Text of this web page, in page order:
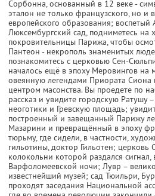
Сорбонна, основанный в 12 веке -
эталон не только французского, но и
европейского образования;
Люксембургский сад, подниметесь на
покровительницы Парижа, чтобы
Пантеон - некрополь знаменитых
познакомитесь с церковью Сен-
началось ещё в эпоху Меровингов на
овеянную легендами Приората Сиона
центром масонства. Вы проедете по
рассказ и увидите городскую Ратушу
неоготики и Гревскую площадь;
построенный и завещанный Парижу
Мазарини и превращённый в эпоху
тюрьму, где сидели, в частности,
гильотины, доктор Гильотен; церковь
колокольни которой раздался
Варфоломеевской ночи; Лувр –
известнейший музей; сад Тюильри,
проходят заседания Национальной